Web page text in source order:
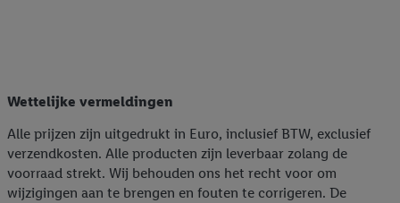
Wettelijke vermeldingen
Alle prijzen zijn uitgedrukt in Euro, inclusief BTW, exclusief
verzendkosten. Alle producten zijn leverbaar zolang de
voorraad strekt. Wij behouden ons het recht voor om
wijzigingen aan te brengen en fouten te corrigeren. De